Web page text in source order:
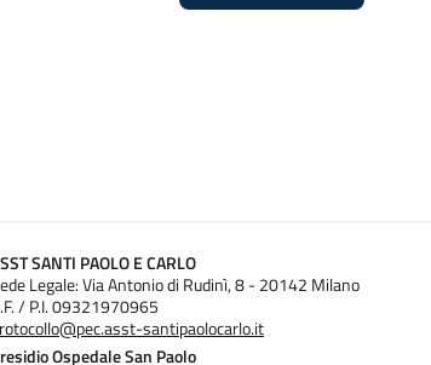
SANTI PAOLO E CARLO
Legale: Via Antonio di Rudinì, 8 - 20142 Milano
/ P.I. 09321970965
santipaolocarlo.it
Ospedale San Paolo